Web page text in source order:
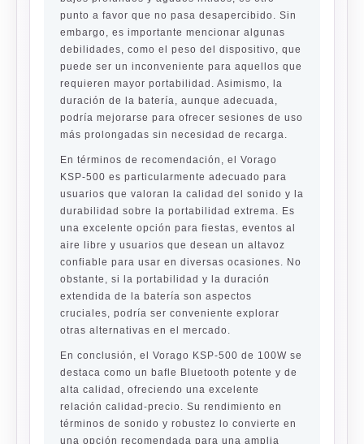
punto a favor que no pasa desapercibido. Sin
embargo, es importante mencionar algunas
debilidades, como el peso del dispositivo, que
puede ser un inconveniente para aquellos que
requieren mayor portabilidad. Asimismo, la
duración de la batería, aunque adecuada,
podría mejorarse para ofrecer sesiones de uso
más prolongadas sin necesidad de recarga.
En términos de recomendación, el Vorago
KSP-500 es particularmente adecuado para
usuarios que valoran la calidad del sonido y la
durabilidad sobre la portabilidad extrema. Es
una excelente opción para fiestas, eventos al
aire libre y usuarios que desean un altavoz
confiable para usar en diversas ocasiones. No
obstante, si la portabilidad y la duración
extendida de la batería son aspectos
cruciales, podría ser conveniente explorar
otras alternativas en el mercado.
En conclusión, el Vorago KSP-500 de 100W se
destaca como un bafle Bluetooth potente y de
alta calidad, ofreciendo una excelente
relación calidad-precio. Su rendimiento en
términos de sonido y robustez lo convierte en
una opción recomendada para una amplia